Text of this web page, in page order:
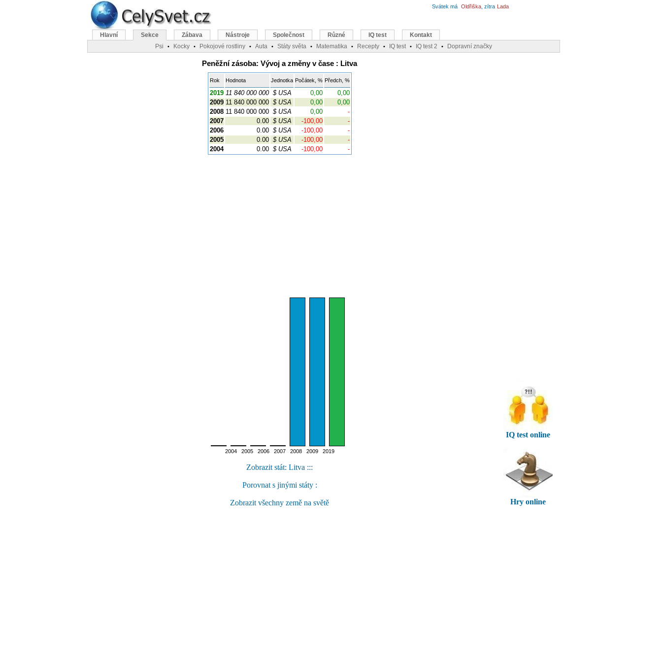
Peněžní zásoba: Vývoj a změny v čase : Litva
Rok Hodnota Jednotka Počátek, % Předch, %
2019 11 840 000 000 $ USA 0,00
0,00
2009 11 840 000 000 $ USA 0,00
0,00
2008 11 840 000 000 $ USA 0,00
-
2007
0.00 $ USA -100,00
-
2006
0.00 $ USA -100,00
-
2005
0.00 $ USA -100,00
-
2004
0.00 $ USA -100,00 -
2004 2005 2006 2007 2008 2009 2019
Zobrazit stát: Litva :::
Porovnat s jinými státy :
Zobrazit všechny země na světě
IQ test online
Hry online
Svátek má Oldřiška , zítra Lada
Hlavní Sekce Zábava Nástroje Společnost Různé IQ test
Kontakt
Psi
• Kocky • Pokojové rostliny • Auta • Státy světa • Matematika • Recepty • IQ test • IQ test 2 • Dopravní značky